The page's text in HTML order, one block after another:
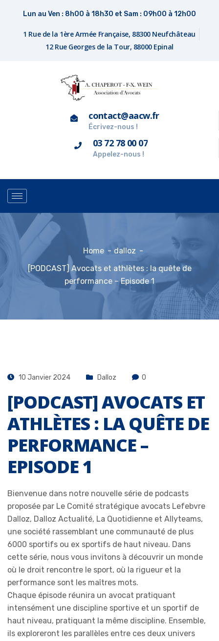
Lun au Ven : 8h00 à 18h30 et Sam : 09h00 à 12h00
1 Rue de la 1ère Armée Française, 88300 Neufchâteau
12 Rue Georges de la Tour, 88000 Epinal
contact@aacw.fr
Écrivez-nous !
03 72 78 00 07
Appelez-nous !
Home
dalloz
[PODCAST] Avocats et athlètes : la quête de
performance – Episode 1
10 Janvier 2024 Dalloz 0
[PODCAST] AVOCATS ET
ATHLÈTES : LA QUÊTE DE
PERFORMANCE –
EPISODE 1
Bienvenue dans notre nouvelle série de podcasts
proposée par Le Comité stratégique avocats Lefebvre
Dalloz, Dalloz Actualité, La Quotidienne et Allyteams,
une société rassemblant une communauté de plus
6000 sportifs ou ex sportifs de haut niveau. Dans
cette série, nous vous invitons à découvrir un monde
où le droit rencontre le sport, où la rigueur et la
performance sont les maîtres mots.
Chaque épisode réunira un avocat pratiquant
intensément une discipline sportive et un sportif de
haut niveau, pratiquant la même discipline. Ensemble,
ils exploreront les parallèles entre ces deux univers